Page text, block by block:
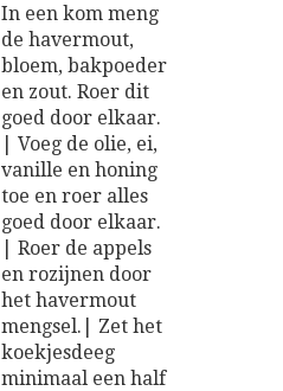
In een kom meng
de havermout,
bloem, bakpoeder
en zout. Roer dit
goed door elkaar.
| Voeg de olie, ei,
vanille en honing
toe en roer alles
goed door elkaar.
| Roer de appels
en rozijnen door
het havermout
mengsel.| Zet het
koekjesdeeg
minimaal een half